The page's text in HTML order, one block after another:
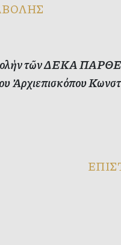
τῶν ΔΕΚΑ
Ἀρχιεπισκόπου